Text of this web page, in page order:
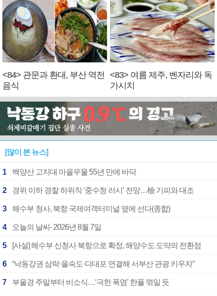
<84> 관문과 환대, 부산 역전
음식
<83> 여름 제주, 벤자리와 독
가시치
[많이 본 뉴스]
1 백양산 고지대 마을우물 55년 만에 바닥
2 경위 이하 경찰 하위직 ‘중수청 러시’ 전망…檢 기피와 대조
3 해수부 청사, 북항 국제여객터미널 옆에 선다(종합)
4 오늘의 날씨- 2026년 8월 7일
5 [사설] 해수부 신청사 북항으로 확정, 해양수도 도약의 전환점
6 “낙동강권 삼락·을숙도·다대포 연결해 서부산 관광 키우자”
7 부울경 주말부터 비소식…‘극한 폭염’ 한풀 꺾일 듯